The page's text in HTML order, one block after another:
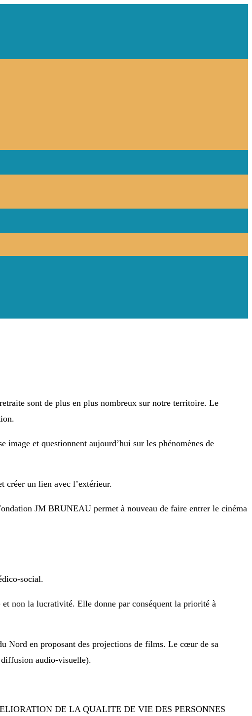
sont de plus en plus nombreux sur notre territoire. Le
image et questionnent aujourd’hui sur les phénomènes de
créer un lien avec l’extérieur.
JM BRUNEAU permet à nouveau de faire entrer le cinéma
social.
non la lucrativité. Elle donne par conséquent la priorité à
Nord en proposant des projections de films. Le cœur de sa
audio-visuelle).
DE LA QUALITE DE VIE DES PERSONNES